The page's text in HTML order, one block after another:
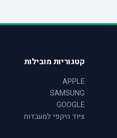
קטגוריות מובילות
APPLE
SAMSUNG
GOOGLE
ציוד היקפי למעבדות